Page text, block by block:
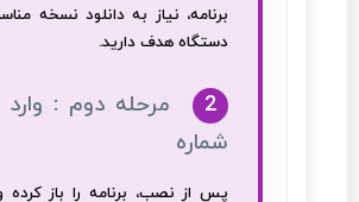
برنامه، نیاز به دانلود نسخه
دستگاه هدف دارید.
2
مرحله دوم :
شماره
پس از نصب، برنامه را باز کرده